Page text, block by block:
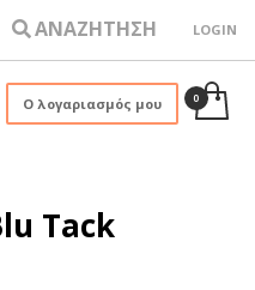
ΑΝΑΖΗΤΗΣΗ LOGIN
Ο λογαριασμός μου
Tack